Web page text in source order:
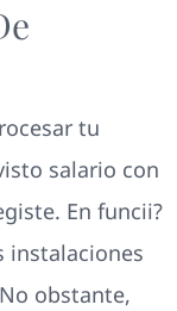
tu
salario con
En funcii?
instalaciones
obstante,